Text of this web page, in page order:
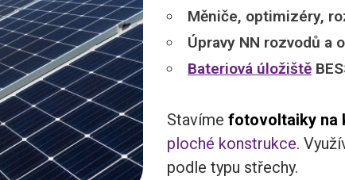
Měniče, optimizéry,
Úpravy NN rozvodů a
Bateriová úložiště
Stavíme fotovoltaiky na
ploché konstrukce.
podle typu střechy.